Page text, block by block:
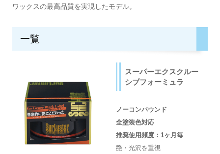
ワックスの最高品質を実現したモデル。
一覧
スーパーエクスクルー
シブフォーミュラ
ノーコンパウンド
全塗装色対応
推奨使用頻度：1ヶ月毎
艶・光沢を重視